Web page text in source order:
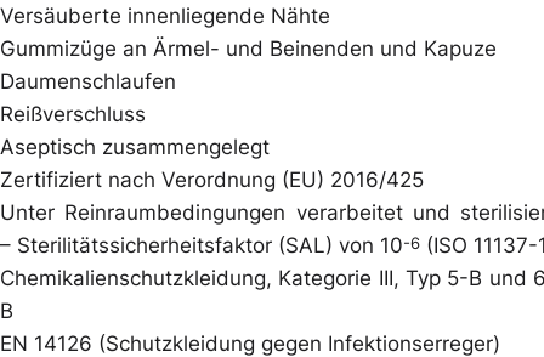
Versäuberte innenliegende Nähte
Gummizüge an Ärmel- und Beinenden und Kapuze
Daumenschlaufen
Reißverschluss
Aseptisch zusammengelegt
Zertifiziert nach Verordnung (EU) 2016/425
Unter Reinraumbedingungen verarbeitet und
– Sterilitätssicherheitsfaktor (SAL) von 10-6 (ISO 11137-
Chemikalienschutzkleidung, Kategorie III, Typ 5-B und
B
EN 14126 (Schutzkleidung gegen Infektionserreger)